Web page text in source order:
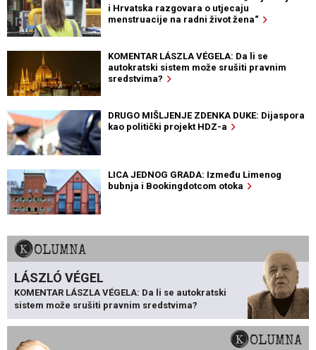
i Hrvatska razgovara o utjecaju
menstruacije na radni život žena“
KOMENTAR LÁSZLA VÉGELA: Da li se
autokratski sistem može srušiti pravnim
sredstvima?
DRUGO MIŠLJENJE ZDENKA DUKE: Dijaspora
kao politički projekt HDZ-a
LICA JEDNOG GRADA: Između Limenog
bubnja i Bookingdotcom otoka
KOLUMNA
LÁSZLÓ VÉGEL
KOMENTAR LÁSZLA VÉGELA: Da li se autokratski
sistem može srušiti pravnim sredstvima?
KOLUMNA